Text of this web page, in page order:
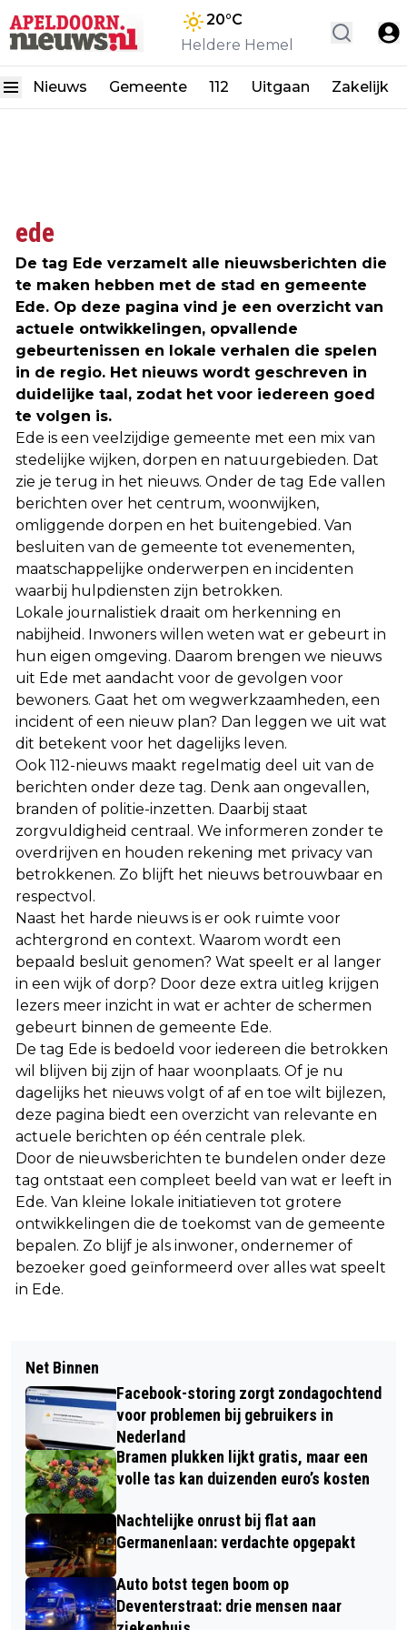
20°C
Heldere Hemel
Nieuws Gemeente 112 Uitgaan Zakelijk
ede
De tag Ede verzamelt alle nieuwsberichten die
te maken hebben met de stad en gemeente
Ede. Op deze pagina vind je een overzicht van
actuele ontwikkelingen, opvallende
gebeurtenissen en lokale verhalen die spelen
in de regio. Het nieuws wordt geschreven in
duidelijke taal, zodat het voor iedereen goed
te volgen is.
Ede is een veelzijdige gemeente met een mix van
stedelijke wijken, dorpen en natuurgebieden. Dat
zie je terug in het nieuws. Onder de tag Ede vallen
berichten over het centrum, woonwijken,
omliggende dorpen en het buitengebied. Van
besluiten van de gemeente tot evenementen,
maatschappelijke onderwerpen en incidenten
waarbij hulpdiensten zijn betrokken.
Lokale journalistiek draait om herkenning en
nabijheid. Inwoners willen weten wat er gebeurt in
hun eigen omgeving. Daarom brengen we nieuws
uit Ede met aandacht voor de gevolgen voor
bewoners. Gaat het om wegwerkzaamheden, een
incident of een nieuw plan? Dan leggen we uit wat
dit betekent voor het dagelijks leven.
Ook 112-nieuws maakt regelmatig deel uit van de
berichten onder deze tag. Denk aan ongevallen,
branden of politie-inzetten. Daarbij staat
zorgvuldigheid centraal. We informeren zonder te
overdrijven en houden rekening met privacy van
betrokkenen. Zo blijft het nieuws betrouwbaar en
respectvol.
Naast het harde nieuws is er ook ruimte voor
achtergrond en context. Waarom wordt een
bepaald besluit genomen? Wat speelt er al langer
in een wijk of dorp? Door deze extra uitleg krijgen
lezers meer inzicht in wat er achter de schermen
gebeurt binnen de gemeente Ede.
De tag Ede is bedoeld voor iedereen die betrokken
wil blijven bij zijn of haar woonplaats. Of je nu
dagelijks het nieuws volgt of af en toe wilt bijlezen,
deze pagina biedt een overzicht van relevante en
actuele berichten op één centrale plek.
Door de nieuwsberichten te bundelen onder deze
tag ontstaat een compleet beeld van wat er leeft in
Ede. Van kleine lokale initiatieven tot grotere
ontwikkelingen die de toekomst van de gemeente
bepalen. Zo blijf je als inwoner, ondernemer of
bezoeker goed geïnformeerd over alles wat speelt
in Ede.
Net Binnen
Facebook-storing zorgt zondagochtend
voor problemen bij gebruikers in
Nederland
Bramen plukken lijkt gratis, maar een
volle tas kan duizenden euro’s kosten
Nachtelijke onrust bij flat aan
Germanenlaan: verdachte opgepakt
Auto botst tegen boom op
Deventerstraat: drie mensen naar